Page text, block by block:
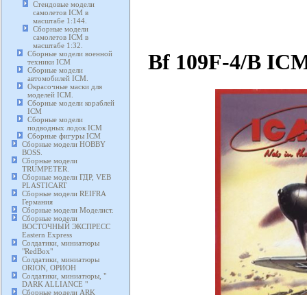
Стендовые модели
самолетов ICM в
масштабе 1:144.
Сборные модели
самолетов ICM в
масштабе 1:32.
Сборные модели военной
техники ICM
Сборные модели
автомобилей ICM.
Окрасочные маски для
моделей ICM.
Сборные модели кораблей
ICM
Сборные модели
подводных лодок ICM
Сборные фигуры ICM
Сборные модели HOBBY
BOSS.
Сборные модели
TRUMPETER.
Сборные модели ГДР, VEB
PLASTICART
Сборные модели REIFRA
Германия
Сборные модели Моделист.
Сборные модели
ВОСТОЧНЫЙ ЭКСПРЕСС
Eastern Express
Солдатики, миниатюры
"RedBox"
Солдатики, миниатюры
ORION, ОРИОН
Солдатики, миниатюры, "
DARK ALLIANCE "
Сборные модели ARK
Bf 109F-4/B